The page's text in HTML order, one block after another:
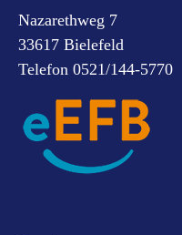
Nazarethweg 7
33617 Bielefeld
Telefon 0521/144-5770